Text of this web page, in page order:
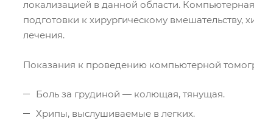
локализацией в данной области.
подготовки к хирургическому
лечения.
Показания к проведению компьютерной
Боль за грудиной — колющая, тянущая.
Хрипы, выслушиваемые в легких.